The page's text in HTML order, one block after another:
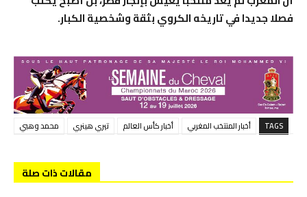
فصلا جديدا في تاريخه الكروي بثقة وشخصية الكبار.
TAGS أخبار المنتخب المغربي أخبار كأس العالم تيري هينري محمد وهبي
مقالات ذات صلة